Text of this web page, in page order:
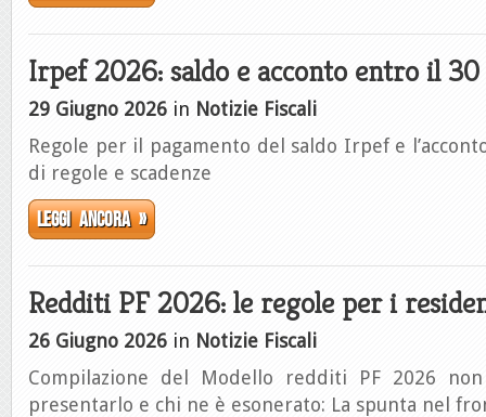
Irpef 2026: saldo e acconto entro il
29 Giugno 2026 in Notizie Fiscali
Regole per il pagamento del saldo Irpef e
di regole e scadenze
Leggi ancora »
Redditi PF 2026: le regole per i
26 Giugno 2026 in Notizie Fiscali
Compilazione del Modello redditi PF 2026
presentarlo e chi ne è esonerato: La spunta nel